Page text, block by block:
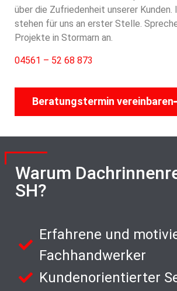
über die Zufriedenheit unserer Kunden.
stehen für uns an erster Stelle.
Projekte in Stormarn an.
04561 – 52 68 873
Beratungstermin vereinbaren
Warum
SH?
Erfahrene und
Fachhandwerker
Kundenorientierter